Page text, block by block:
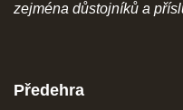
zejména důstojníků a
Předehra